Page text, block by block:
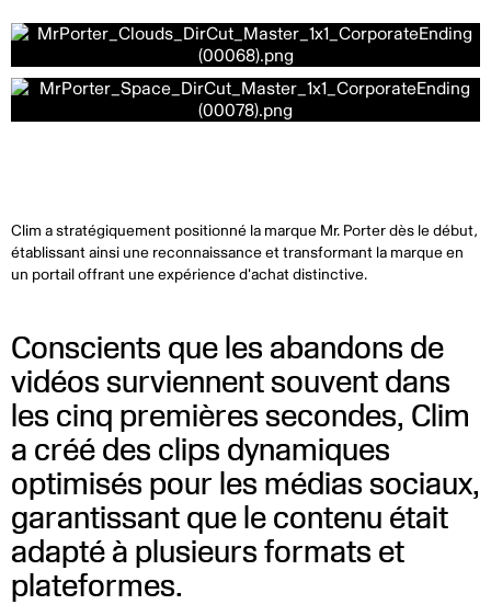
Clim a stratégiquement positionné la marque Mr. Porter dès le début,
établissant ainsi une reconnaissance et transformant la marque en
un portail offrant une expérience d'achat distinctive.
Conscients que les abandons de
vidéos surviennent souvent dans
les cinq premières secondes, Clim
a créé des clips dynamiques
optimisés pour les médias sociaux,
garantissant que le contenu était
adapté à plusieurs formats et
plateformes.